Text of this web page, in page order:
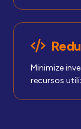
Minimize
recursos